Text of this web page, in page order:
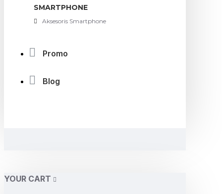
SMARTPHONE
Aksesoris Smartphone
Promo
Blog
YOUR CART